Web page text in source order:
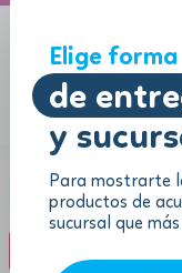
Elige forma
de
y
Para mostrarte
productos de
sucursal que